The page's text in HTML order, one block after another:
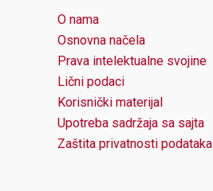
O nama
Osnovna načela
Prava intelektualne svojine
Lični podaci
Korisnički materijal
Upotreba sadržaja sa sajta
Zaštita privatnosti podataka